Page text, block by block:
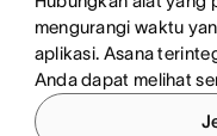
mengurangi waktu
aplikasi. Asana
Anda dapat melihat